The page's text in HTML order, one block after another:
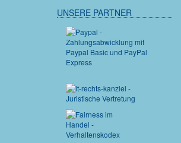
UNSERE PARTNER